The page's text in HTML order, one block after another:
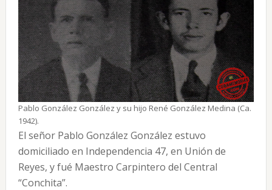
Pablo González González y su hijo René González Medina (Ca.
1942).
El señor Pablo González González estuvo
domiciliado en Independencia 47, en Unión de
Reyes, y fué Maestro Carpintero del Central
“Conchita”.